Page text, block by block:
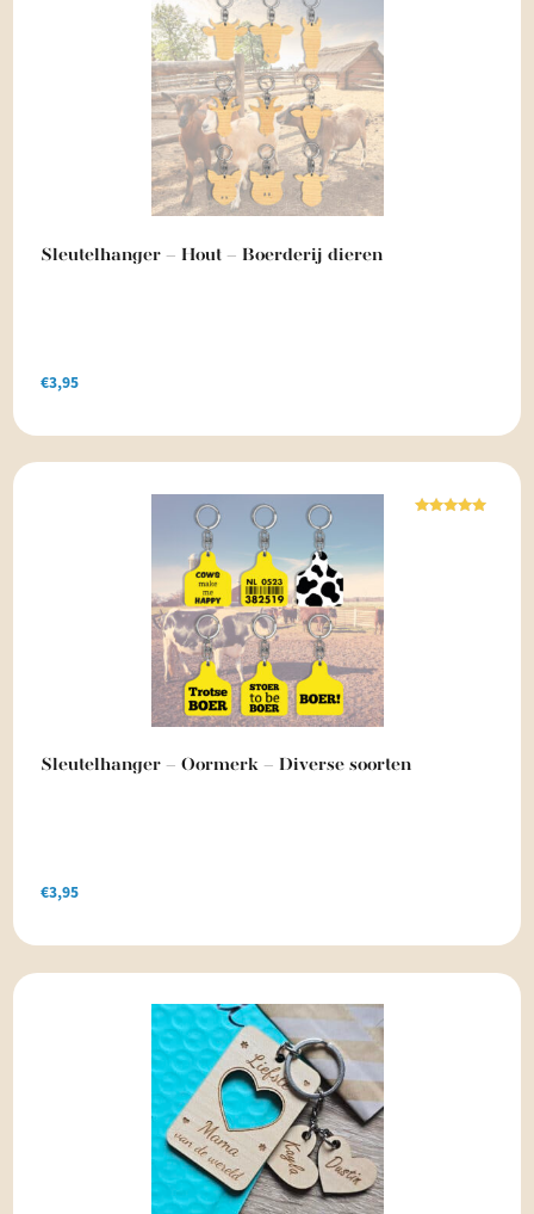
Sleutelhanger – Hout – Boerderij dieren
€3,95
Sleutelhanger – Oormerk – Diverse soorten
€3,95